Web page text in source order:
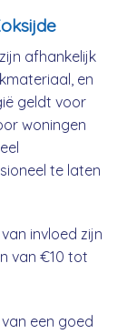
afhankelijk
en
geldt voor
woningen
te laten
invloed zijn
van €10 tot
een goed